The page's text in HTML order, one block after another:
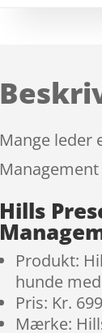
Mange leder
Hills
Produkt:
hunde
Pris: Kr.
Mærke: